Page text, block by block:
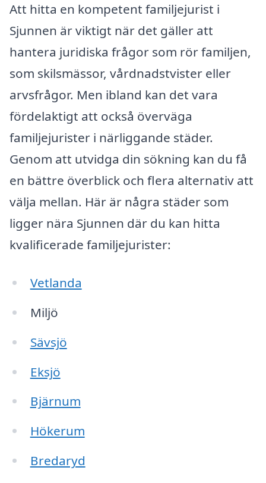
Att hitta en kompetent familjejurist i
Sjunnen är viktigt när det gäller att
hantera juridiska frågor som rör familjen,
som skilsmässor, vårdnadstvister eller
arvsfrågor. Men ibland kan det vara
fördelaktigt att också överväga
familjejurister i närliggande städer.
Genom att utvidga din sökning kan du få
en bättre överblick och flera alternativ att
välja mellan. Här är några städer som
ligger nära Sjunnen där du kan hitta
kvalificerade familjejurister:
Vetlanda
Miljö
Sävsjö
Eksjö
Bjärnum
Hökerum
Bredaryd